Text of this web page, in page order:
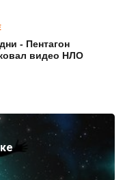
- Пентагон
видео НЛО